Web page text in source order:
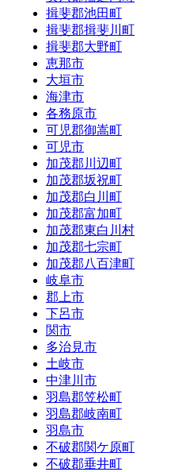
揖斐郡池田町
揖斐郡揖斐川町
揖斐郡大野町
恵那市
大垣市
海津市
各務原市
可児郡御嵩町
可児市
加茂郡川辺町
加茂郡坂祝町
加茂郡白川町
加茂郡富加町
加茂郡東白川村
加茂郡七宗町
加茂郡八百津町
岐阜市
郡上市
下呂市
関市
多治見市
土岐市
中津川市
羽島郡笠松町
羽島郡岐南町
羽島市
不破郡関ケ原町
不破郡垂井町